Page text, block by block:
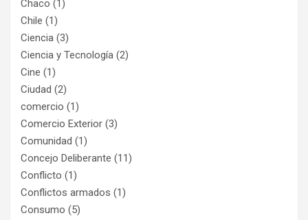
Chaco (1)
Chile (1)
Ciencia (3)
Ciencia y Tecnología (2)
Cine (1)
Ciudad (2)
comercio (1)
Comercio Exterior (3)
Comunidad (1)
Concejo Deliberante (11)
Conflicto (1)
Conflictos armados (1)
Consumo (5)